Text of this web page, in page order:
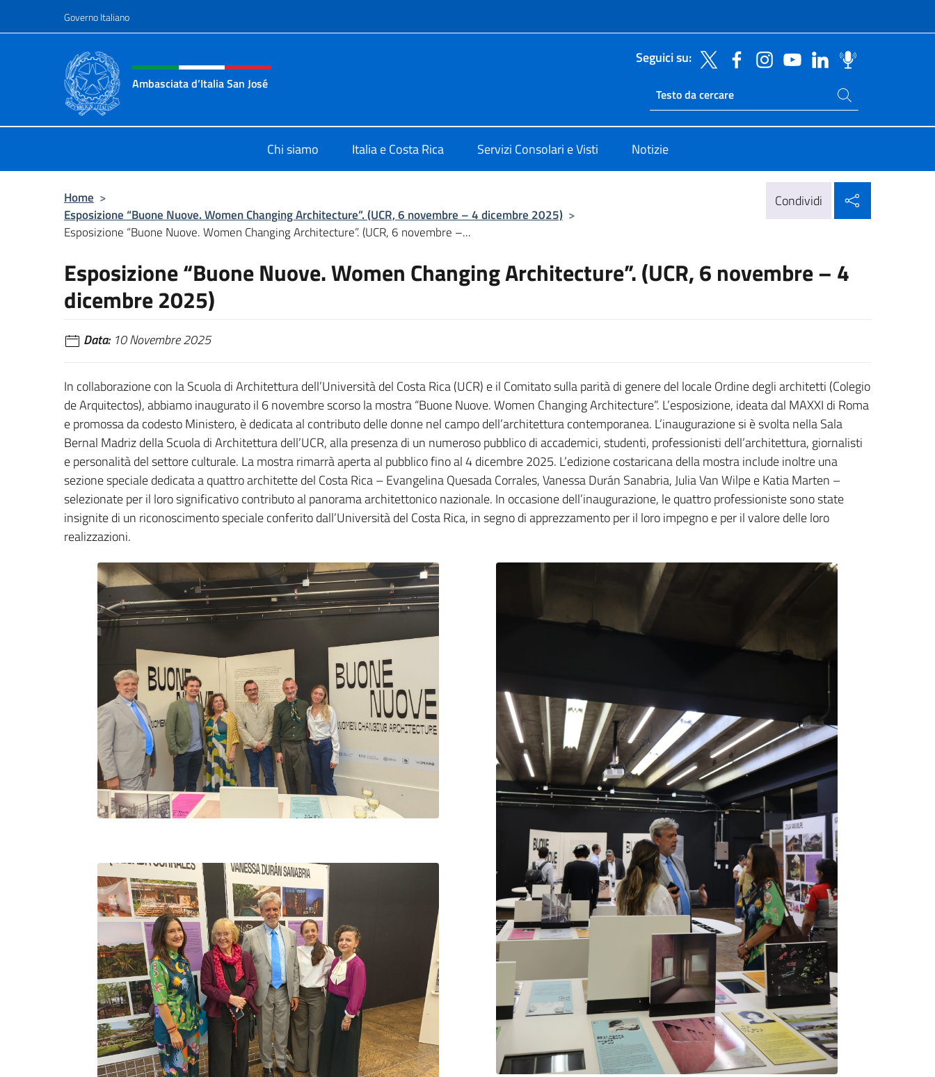
Governo Italiano
Intestazione sito, social e menù
Ambasciata d’Italia San José
Seguici su:
Ricerca sito live
Cerca nel sito
Chi siamo Italia e Costa Rica Servizi Consolari e Visti Notizie
Home >
Esposizione “Buone Nuove. Women Changing Architecture”. (UCR, 6 novembre – 4 dicembre 2025) >
Esposizione “Buone Nuove. Women Changing Architecture”. (UCR, 6 novembre –...
Condividi
Esposizione “Buone Nuove. Women Changing Architecture”. (UCR, 6 novembre – 4
dicembre 2025)
Data: 10 Novembre 2025
In collaborazione con la Scuola di Architettura dell’Università del Costa Rica (UCR) e il Comitato sulla parità di genere del locale Ordine degli architetti (Colegio
de Arquitectos), abbiamo inaugurato il 6 novembre scorso la mostra “Buone Nuove. Women Changing Architecture”. L’esposizione, ideata dal MAXXI di Roma
e promossa da codesto Ministero, è dedicata al contributo delle donne nel campo dell’architettura contemporanea. L’inaugurazione si è svolta nella Sala
Bernal Madriz della Scuola di Architettura dell’UCR, alla presenza di un numeroso pubblico di accademici, studenti, professionisti dell’architettura, giornalisti
e personalità del settore culturale. La mostra rimarrà aperta al pubblico fino al 4 dicembre 2025. L’edizione costaricana della mostra include inoltre una
sezione speciale dedicata a quattro architette del Costa Rica – Evangelina Quesada Corrales, Vanessa Durán Sanabria, Julia Van Wilpe e Katia Marten –
selezionate per il loro significativo contributo al panorama architettonico nazionale. In occasione dell’inaugurazione, le quattro professioniste sono state
insignite di un riconoscimento speciale conferito dall’Università del Costa Rica, in segno di apprezzamento per il loro impegno e per il valore delle loro
realizzazioni.